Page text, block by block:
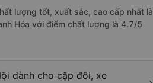
lượng tốt, xuất sắc, cao cấp nhất là
Hóa với điểm chất lượng là 4.7/5
dành cho cặp đôi, xe